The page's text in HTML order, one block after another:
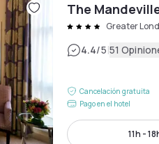
The
Greater
4.4/5|51
Cancelación gratuita
Pago en el hotel
11h -